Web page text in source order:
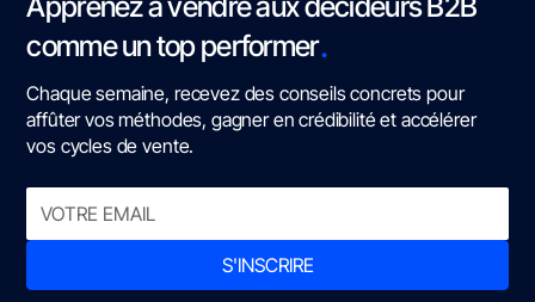
comme un top performer.
Chaque semaine, recevez des conseils concrets pour
affûter vos méthodes, gagner en crédibilité et accélérer
vos cycles de vente.